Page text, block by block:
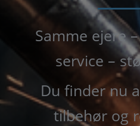
Samme ejere
service –
Du finder nu
tilbehør og